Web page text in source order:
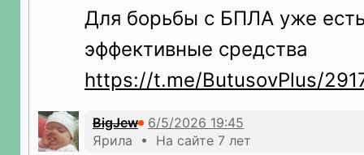
Для борьбы с БПЛА уже
эффективные средства
https://t.me/ButusovPlus/
BigJew
Ярила • На сайте 7 лет